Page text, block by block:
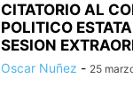
CITATORIO AL
POLITICO
SESION
Oscar Nuñez - 25